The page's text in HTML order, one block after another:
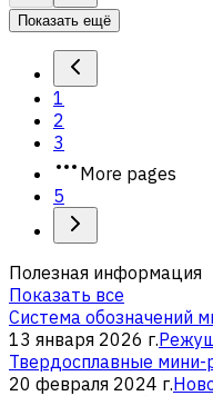
Показать ещё
1
2
3
More pages
5
Полезная информация
Показать все
Система обозначений
13 января 2026 г.
Твердосплавные мини-
20 февраля 2024 г.